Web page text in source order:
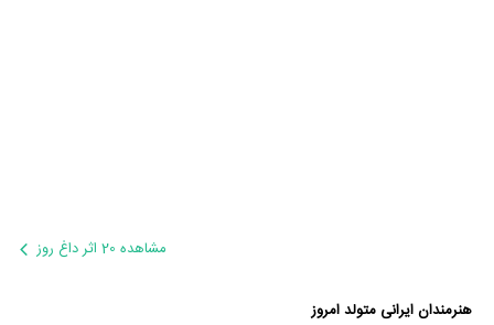
مشاهده 20 اثر داغ روز
هنرمندان ایرانی متولد امروز